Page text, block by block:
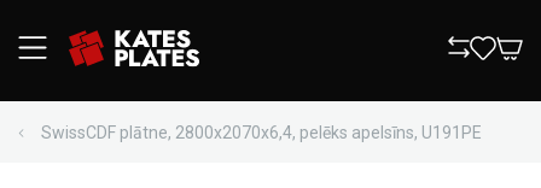
SwissCDF plātne, 2800x2070x6,4, pelēks apelsīns, U191PE